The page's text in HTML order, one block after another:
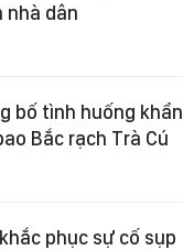
nhà dân
bố tình huống khẩn
Bắc rạch Trà Cú
phục sự cố sụp